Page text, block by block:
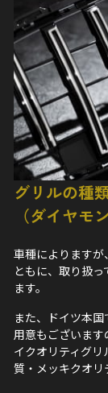
グリルの種
（ダイヤモ
車種によります
ともに、取り扱
ます。
また、ドイツ本
用意もございま
イクオリティグ
質・メッキクオリ